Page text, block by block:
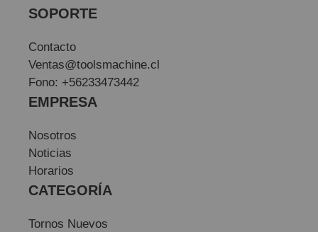
SOPORTE
Contacto
Ventas@toolsmachine.cl
Fono: +56233473442
EMPRESA
Nosotros
Noticias
Horarios
CATEGORÍA
Tornos Nuevos